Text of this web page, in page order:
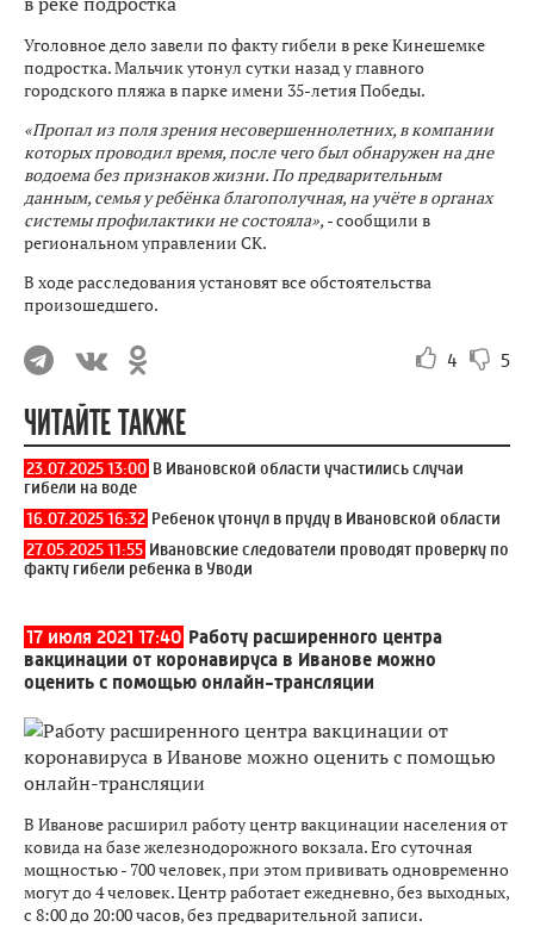
Уголовное дело завели по факту гибели в реке Кинешемке
подростка. Мальчик утонул сутки назад у главного
городского пляжа в парке имени 35-летия Победы.
«Пропал из поля зрения несовершеннолетних, в компании
которых проводил время, после чего был обнаружен на дне
водоема без признаков жизни. По предварительным
данным, семья у ребёнка благополучная, на учёте в органах
системы профилактики не состояла», - сообщили в
региональном управлении СК.
В ходе расследования установят все обстоятельства
произошедшего.
4 5
ЧИТАЙТЕ ТАКЖЕ
23.07.2025 13:00 В Ивановской области участились случаи
гибели на воде
16.07.2025 16:32 Ребенок утонул в пруду в Ивановской области
27.05.2025 11:55 Ивановские следователи проводят проверку по
факту гибели ребенка в Уводи
17 июля 2021 17:40 Работу расширенного центра
вакцинации от коронавируса в Иванове можно
оценить с помощью онлайн-трансляции
В Иванове расширил работу центр вакцинации населения от
ковида на базе железнодорожного вокзала. Его суточная
мощностью - 700 человек, при этом прививать одновременно
могут до 4 человек. Центр работает ежедневно, без выходных,
с 8:00 до 20:00 часов, без предварительной записи.